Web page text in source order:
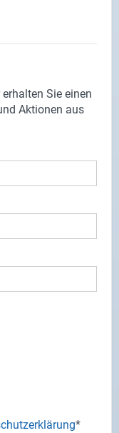
Sie einen
Aktionen aus
*